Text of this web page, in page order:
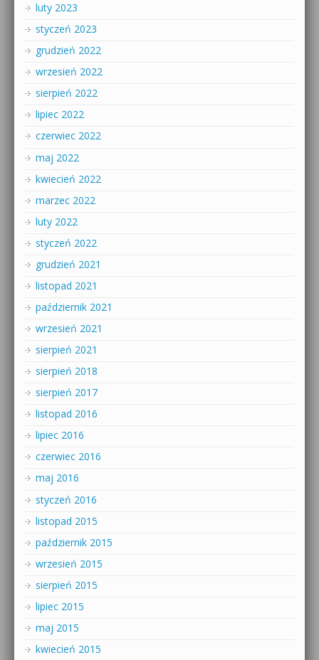
luty 2023
styczeń 2023
grudzień 2022
wrzesień 2022
sierpień 2022
lipiec 2022
czerwiec 2022
maj 2022
kwiecień 2022
marzec 2022
luty 2022
styczeń 2022
grudzień 2021
listopad 2021
październik 2021
wrzesień 2021
sierpień 2021
sierpień 2018
sierpień 2017
listopad 2016
lipiec 2016
czerwiec 2016
maj 2016
styczeń 2016
listopad 2015
październik 2015
wrzesień 2015
sierpień 2015
lipiec 2015
maj 2015
kwiecień 2015